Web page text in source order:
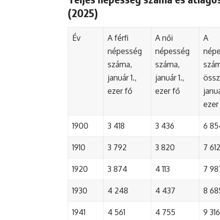
(2025)
Év
A férfi
népesség
száma,
január 1.,
ezer fő
A női
népesség
száma,
január 1.,
ezer fő
A
1900 3 418 3 436 6
1910 3 792 3 820 7 612
1920 3 874 4 113 7
1930 4 248 4 437 8
1941 4 561 4 755 9 316